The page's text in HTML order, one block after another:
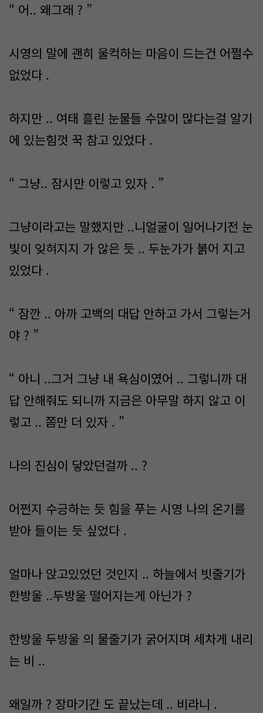
“ 어.. 왜그래 ? ”
시영의 말에 괜히 울컥하는 마음이 드는건 어쩔수
없었다 .
하지만 .. 여태 흘린 눈물들 수많이 많다는걸 알기
에 있는힘껏 꾹 참고 있었다 .
“ 그냥.. 잠시만 이렇고 있자 . ”
그냥이라고는 말했지만 ..니얼굴이 일어나기전 눈
빛이 잊혀지지 가 않은 듯 .. 두눈가가 붉어 지고
있었다 .
“ 잠깐 .. 아까 고백의 대답 안하고 가서 그렇는거
야 ? ”
“ 아니 ..그거 그냥 내 욕심이였어 .. 그렇니까 대
답 안해줘도 되니까 지금은 아무말 하지 않고 이
렇고 .. 쫌만 더 있자 . ”
나의 진심이 닿았던걸까 .. ?
어쩐지 수긍하는 듯 힘을 푸는 시영 나의 온기를
받아 들이는 듯 싶었다 .
얼마나 앉고있었던 것인지 .. 하늘에서 빗줄기가
한방울 ..두방울 떨어지는게 아닌가 ?
한방울 두방울 의 물줄기가 굵어지며 세차게 내리
는 비 ..
왜일까 ? 장마기간 도 끝났는데 .. 비라니 .